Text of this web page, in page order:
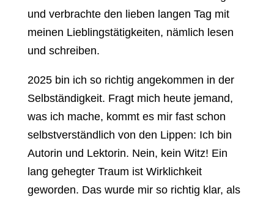
und verbrachte den lieben langen Tag mit
meinen Lieblingstätigkeiten, nämlich lesen
und schreiben.
2025 bin ich so richtig angekommen in der
Selbständigkeit. Fragt mich heute jemand,
was ich mache, kommt es mir fast schon
selbstverständlich von den Lippen: Ich bin
Autorin und Lektorin. Nein, kein Witz! Ein
lang gehegter Traum ist Wirklichkeit
geworden. Das wurde mir so richtig klar, als